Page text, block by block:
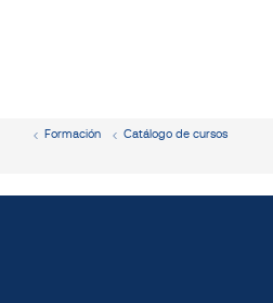
Formación Catálogo de cursos